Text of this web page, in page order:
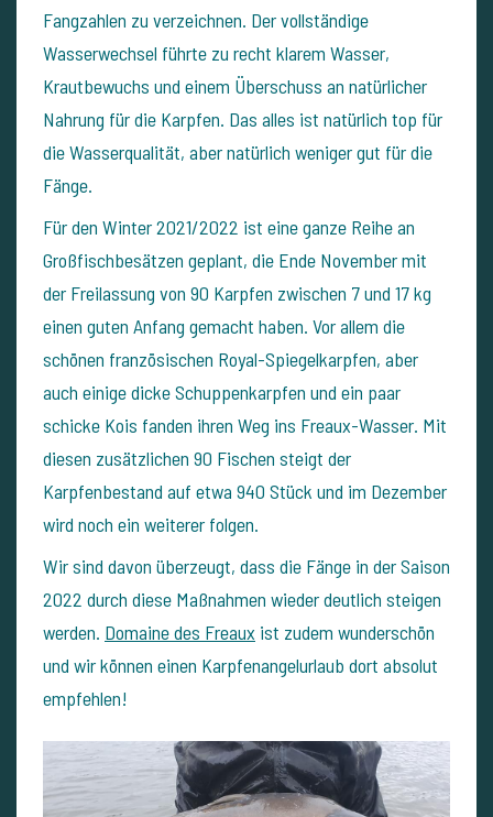
Fangzahlen zu verzeichnen. Der vollständige
Wasserwechsel führte zu recht klarem Wasser,
Krautbewuchs und einem Überschuss an natürlicher
Nahrung für die Karpfen. Das alles ist natürlich top für
die Wasserqualität, aber natürlich weniger gut für die
Fänge.
Für den Winter 2021/2022 ist eine ganze Reihe an
Großfischbesätzen geplant, die Ende November mit
der Freilassung von 90 Karpfen zwischen 7 und 17 kg
einen guten Anfang gemacht haben. Vor allem die
schönen französischen Royal-Spiegelkarpfen, aber
auch einige dicke Schuppenkarpfen und ein paar
schicke Kois fanden ihren Weg ins Freaux-Wasser. Mit
diesen zusätzlichen 90 Fischen steigt der
Karpfenbestand auf etwa 940 Stück und im Dezember
wird noch ein weiterer folgen.
Wir sind davon überzeugt, dass die Fänge in der Saison
2022 durch diese Maßnahmen wieder deutlich steigen
werden. Domaine des Freaux ist zudem wunderschön
und wir können einen Karpfenangelurlaub dort absolut
empfehlen!